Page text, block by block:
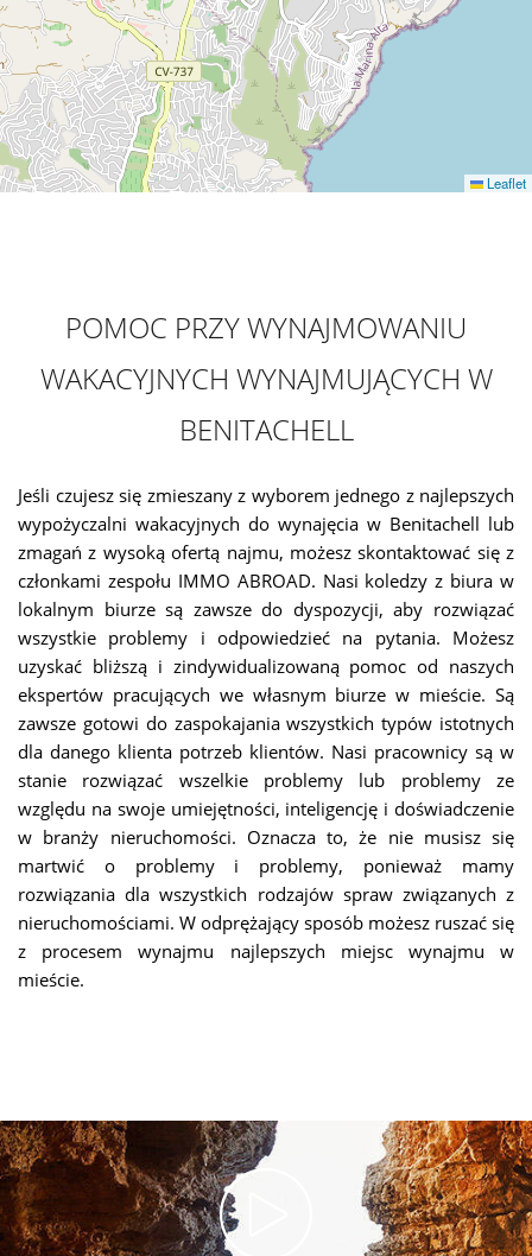
Leaflet
POMOC PRZY WYNAJMOWANIU
WAKACYJNYCH WYNAJMUJĄCYCH W
BENITACHELL
Jeśli czujesz się zmieszany z wyborem jednego z najlepszych
wypożyczalni wakacyjnych do wynajęcia w Benitachell lub
zmagań z wysoką ofertą najmu, możesz skontaktować się z
członkami zespołu IMMO ABROAD. Nasi koledzy z biura w
lokalnym biurze są zawsze do dyspozycji, aby rozwiązać
wszystkie problemy i odpowiedzieć na pytania. Możesz
uzyskać bliższą i zindywidualizowaną pomoc od naszych
ekspertów pracujących we własnym biurze w mieście. Są
zawsze gotowi do zaspokajania wszystkich typów istotnych
dla danego klienta potrzeb klientów. Nasi pracownicy są w
stanie rozwiązać wszelkie problemy lub problemy ze
względu na swoje umiejętności, inteligencję i doświadczenie
w branży nieruchomości. Oznacza to, że nie musisz się
martwić o problemy i problemy, ponieważ mamy
rozwiązania dla wszystkich rodzajów spraw związanych z
nieruchomościami. W odprężający sposób możesz ruszać się
z procesem wynajmu najlepszych miejsc wynajmu w
mieście.